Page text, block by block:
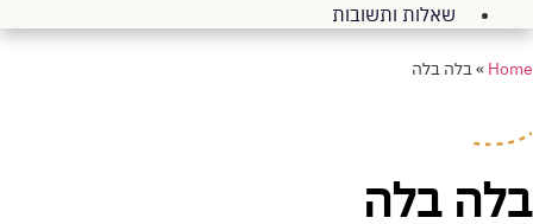
שאלות ותשובות
Home
» בלה בלה
בלה בלה